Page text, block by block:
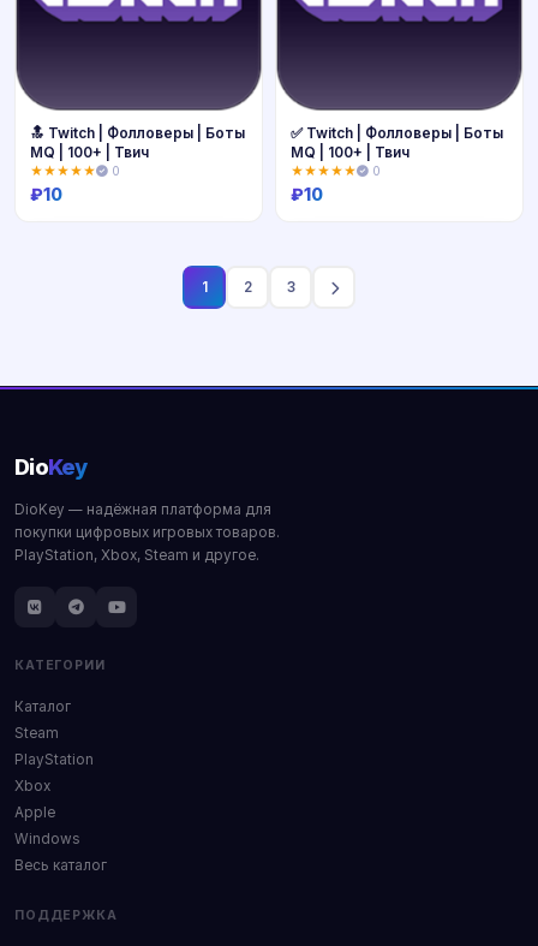
🔝 Twitch | Фолловеры | Боты
MQ | 100+ | Твич
★★★★★ 0
₽10
✅ Twitch | Фолловеры | Боты
MQ | 100+ | Твич
★★★★★ 0
₽10
1 2 3
DioKey
DioKey — надёжная платформа для
покупки цифровых игровых товаров.
PlayStation, Xbox, Steam и другое.
КАТЕГОРИИ
Каталог
Steam
PlayStation
Xbox
Apple
Windows
Весь каталог
ПОДДЕРЖКА